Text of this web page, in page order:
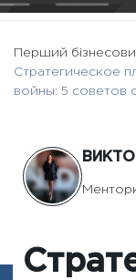
Перший
Стратегическое
войны: 5 советов